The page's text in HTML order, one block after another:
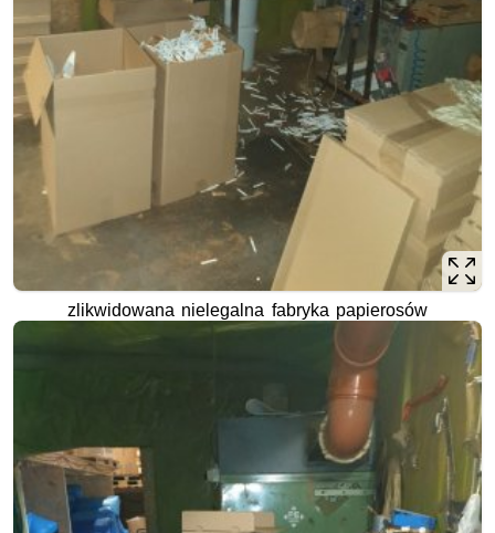
zlikwidowana nielegalna fabryka papierosów